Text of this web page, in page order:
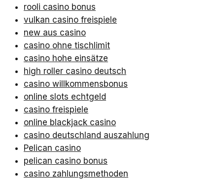
rooli casino bonus
vulkan casino freispiele
new aus casino
casino ohne tischlimit
casino hohe einsätze
high roller casino deutsch
casino willkommensbonus
online slots echtgeld
casino freispiele
online blackjack casino
casino deutschland auszahlung
Pelican casino
pelican casino bonus
casino zahlungsmethoden